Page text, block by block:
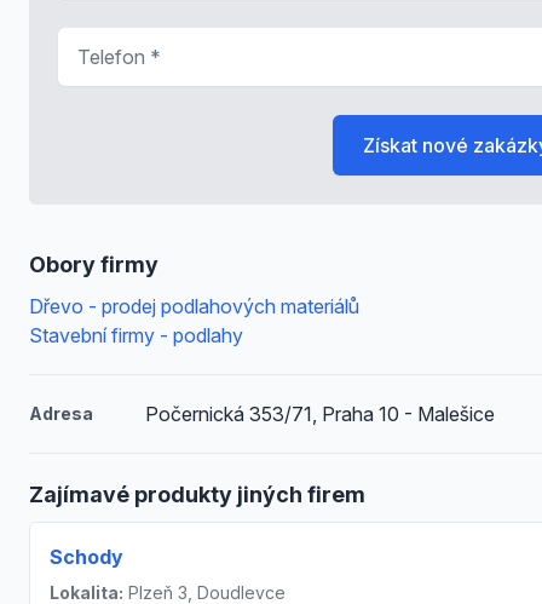
Obory firmy
Dřevo - prodej podlahových materiálů
Stavební firmy - podlahy
Adresa Počernická 353/71, Praha 10 - Malešice
Zajímavé produkty jiných firem
Schody
Lokalita: Plzeň 3, Doudlevce
Získat nové